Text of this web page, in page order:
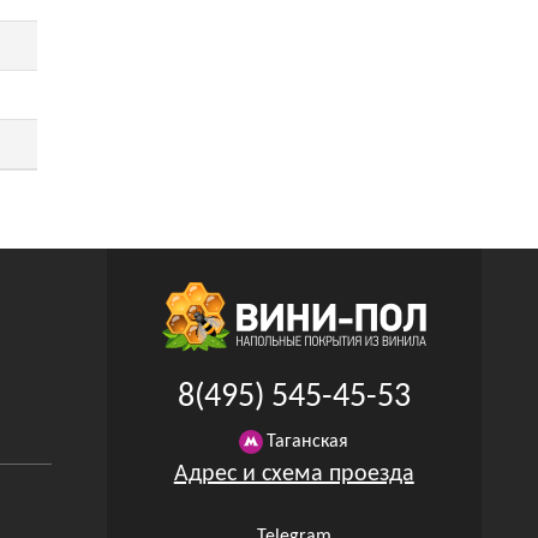
8(495) 545-45-53
Таганская
Адрес и схема проезда